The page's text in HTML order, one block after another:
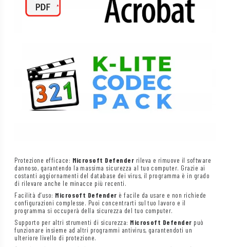
Protezione efficace: Microsoft Defender rileva e rimuove il software
dannoso, garantendo la massima sicurezza al tuo computer. Grazie ai
costanti aggiornamenti del database dei virus, il programma è in grado
di rilevare anche le minacce più recenti.
Facilità d’uso: Microsoft Defender è facile da usare e non richiede
configurazioni complesse. Puoi concentrarti sul tuo lavoro e il
programma si occuperà della sicurezza del tuo computer.
Supporto per altri strumenti di sicurezza: Microsoft Defender può
funzionare insieme ad altri programmi antivirus, garantendoti un
ulteriore livello di protezione.